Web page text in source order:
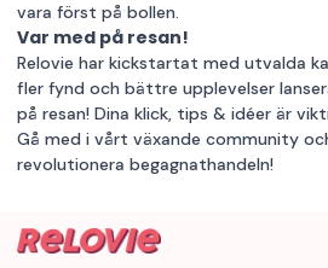
vara först på bollen.
Var med på resan!
Relovie har kickstartat med utvalda
fler fynd och bättre upplevelser
på resan! Dina klick, tips & idéer är
Gå med i vårt växande community
revolutionera begagnathandeln!